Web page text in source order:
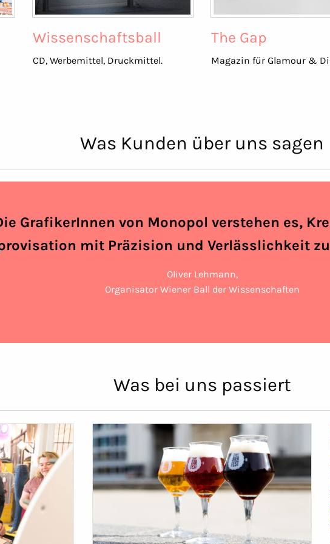
Wissenschaftsball
CD, Werbemittel, Druckmittel.
The Gap
Magazin für Glamour &
Was Kunden über uns sagen
GrafikerInnen von Monopol verstehen es,
mit Präzision und Verlässlichkeit
Oliver Lehmann,
Organisator Wiener Ball der Wissenschaften
Was bei uns passiert